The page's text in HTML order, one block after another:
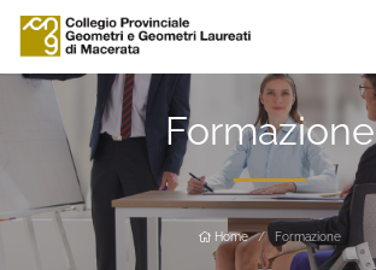
Formazione
Home Formazione